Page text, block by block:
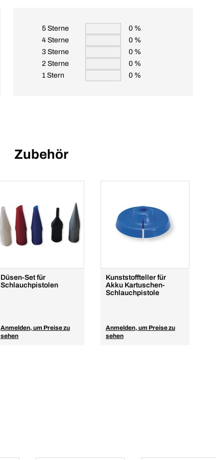
5 Sterne
0 %
4 Sterne
0 %
3 Sterne
0 %
2 Sterne
0 %
1 Stern
0 %
Zubehör
Düsen-Set für
Schlauchpistolen
Anmelden, um Preise zu
sehen
Kunststoffteller für
Akku Kartuschen-
Schlauchpistole
Anmelden, um Preise zu
sehen